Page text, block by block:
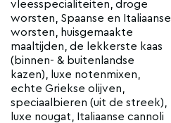
vleesspecialiteiten, droge
worsten, Spaanse en Italiaanse
worsten, huisgemaakte
maaltijden, de lekkerste kaas
(binnen- & buitenlandse
kazen), luxe notenmixen,
echte Griekse olijven,
speciaalbieren (uit de streek),
luxe nougat, Italiaanse cannoli